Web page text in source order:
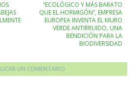
“ECOLÓGICO Y MÁS BARATO
QUE EL HORMIGÓN”, EMPRESA
EUROPEA INVENTA EL MURO
VERDE ANTIRRUIDO, UNA
BENDICIÓN PARA LA
BIODIVERSIDAD
UN COMENTARIO